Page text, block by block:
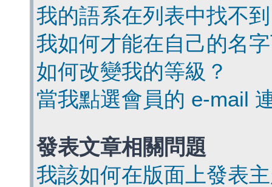
我的語系在列表中找不
我如何才能在自己的名
如何改變我的等級？
當我點選會員的 e-mail
發表文章相關問題
我該如何在版面上發表